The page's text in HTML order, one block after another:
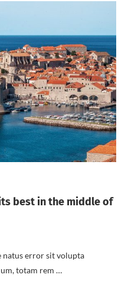
best in the middle of
natus error sit volupta
totam rem …